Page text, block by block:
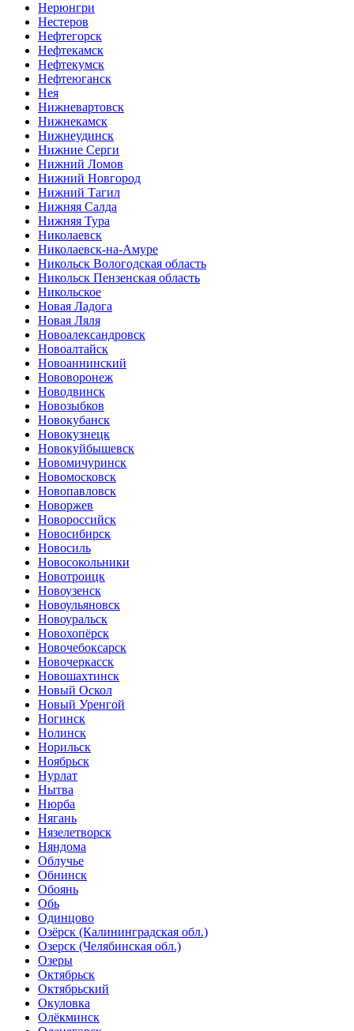
Нерюнгри
Нестеров
Нефтегорск
Нефтекамск
Нефтекумск
Нефтеюганск
Нея
Нижневартовск
Нижнекамск
Нижнеудинск
Нижние Серги
Нижний Ломов
Нижний Новгород
Нижний Тагил
Нижняя Салда
Нижняя Тура
Николаевск
Николаевск-на-Амуре
Никольск Вологодская область
Никольск Пензенская область
Никольское
Новая Ладога
Новая Ляля
Новоалександровск
Новоалтайск
Новоаннинский
Нововоронеж
Новодвинск
Новозыбков
Новокубанск
Новокузнецк
Новокуйбышевск
Новомичуринск
Новомосковск
Новопавловск
Новоржев
Новороссийск
Новосибирск
Новосиль
Новосокольники
Новотроицк
Новоузенск
Новоульяновск
Новоуральск
Новохопёрск
Новочебоксарск
Новочеркасск
Новошахтинск
Новый Оскол
Новый Уренгой
Ногинск
Нолинск
Норильск
Ноябрьск
Нурлат
Нытва
Нюрба
Нягань
Нязелетворск
Няндома
Облучье
Обнинск
Обоянь
Обь
Одинцово
Озёрск (Калининградская обл.)
Озерск (Челябинская обл.)
Озеры
Октябрьск
Октябрьский
Окуловка
Олёкминск